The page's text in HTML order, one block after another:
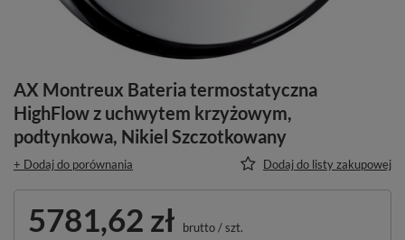
AX Montreux Bateria termostatyczna
HighFlow z uchwytem krzyżowym,
podtynkowa, Nikiel Szczotkowany
+ Dodaj do porównania Dodaj do listy zakupowej
5781,62 zł brutto/szt.